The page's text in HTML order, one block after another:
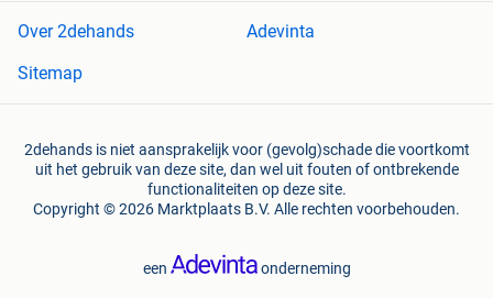
Over 2dehands
Adevinta
Sitemap
2dehands is niet aansprakelijk voor (gevolg)schade die voortkomt
uit het gebruik van deze site, dan wel uit fouten of ontbrekende
functionaliteiten op deze site.
Copyright © 2026 Marktplaats B.V. Alle rechten voorbehouden.
een onderneming